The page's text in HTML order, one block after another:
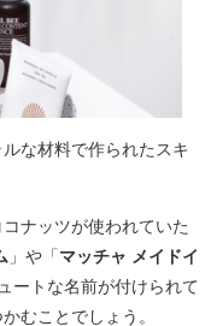
な材料で作られたスキ
ナッツが使われていた
」や「 マッチャ メイドイ
ートな名前が付けられて
むことでしょう。